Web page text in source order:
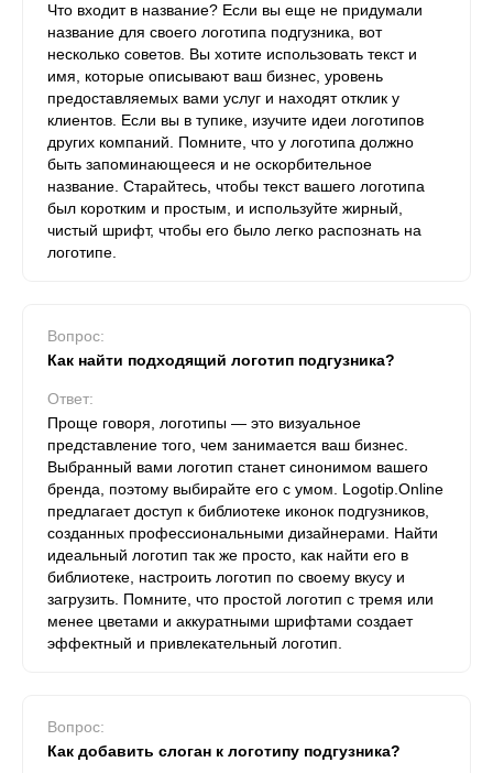
Что входит в название? Если вы еще не придумали
название для своего логотипа подгузника, вот
несколько советов. Вы хотите использовать текст и
имя, которые описывают ваш бизнес, уровень
предоставляемых вами услуг и находят отклик у
клиентов. Если вы в тупике, изучите идеи логотипов
других компаний. Помните, что у логотипа должно
быть запоминающееся и не оскорбительное
название. Старайтесь, чтобы текст вашего логотипа
был коротким и простым, и используйте жирный,
чистый шрифт, чтобы его было легко распознать на
логотипе.
Вопрос:
Как найти подходящий логотип подгузника?
Ответ:
Проще говоря, логотипы — это визуальное
представление того, чем занимается ваш бизнес.
Выбранный вами логотип станет синонимом вашего
бренда, поэтому выбирайте его с умом. Logotip.Online
предлагает доступ к библиотеке иконок подгузников,
созданных профессиональными дизайнерами. Найти
идеальный логотип так же просто, как найти его в
библиотеке, настроить логотип по своему вкусу и
загрузить. Помните, что простой логотип с тремя или
менее цветами и аккуратными шрифтами создает
эффектный и привлекательный логотип.
Вопрос:
Как добавить слоган к логотипу подгузника?